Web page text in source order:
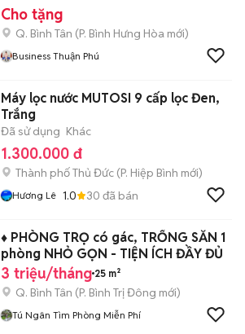
Cho tặng
Q. Bình Tân (P. Bình Hưng Hòa mới)
Business Thuận Phú
Máy lọc nước MUTOSI 9 cấp lọc Đen,
Trắng
Đã sử dụng Khác
1.300.000 đ
Thành phố Thủ Đức (P. Hiệp Bình mới)
Hương Lê 1.0 30 đã bán
♦️ PHÒNG TRỌ có gác, TRỐNG SẴN 1
phòng NHỎ GỌN - TIỆN ÍCH ĐẦY ĐỦ
3 triệu/tháng 25 m²
Q. Bình Tân (P. Bình Trị Đông mới)
Tú Ngân Tìm Phòng Miễn Phí